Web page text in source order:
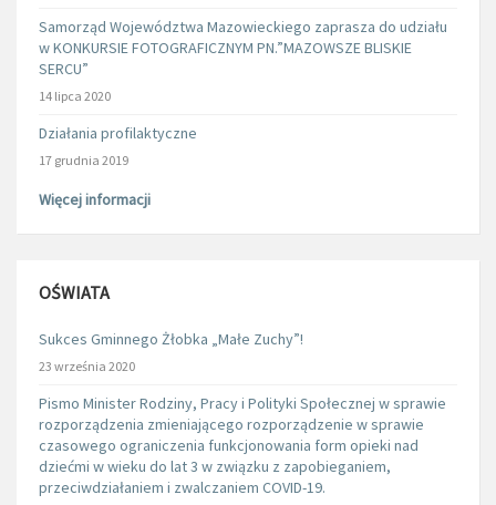
Samorząd Województwa Mazowieckiego zaprasza do udziału
w KONKURSIE FOTOGRAFICZNYM PN.”MAZOWSZE BLISKIE
SERCU”
14 lipca 2020
Działania profilaktyczne
17 grudnia 2019
Więcej informacji
OŚWIATA
Sukces Gminnego Żłobka „Małe Zuchy”!
23 września 2020
Pismo Minister Rodziny, Pracy i Polityki Społecznej w sprawie
rozporządzenia zmieniającego rozporządzenie w sprawie
czasowego ograniczenia funkcjonowania form opieki nad
dziećmi w wieku do lat 3 w związku z zapobieganiem,
przeciwdziałaniem i zwalczaniem COVID-19.